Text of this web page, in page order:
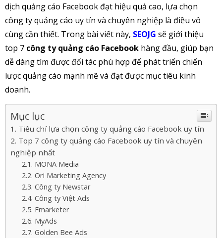
dịch quảng cáo Facebook đạt hiệu quả cao, lựa chọn
công ty quảng cáo uy tín và chuyên nghiệp là điều vô
cùng cần thiết. Trong bài viết này, SEOJG sẽ giới thiệu
top 7 công ty quảng cáo Facebook hàng đầu, giúp bạn
dễ dàng tìm được đối tác phù hợp để phát triển chiến
lược quảng cáo mạnh mẽ và đạt được mục tiêu kinh
doanh.
Mục lục
Tiêu chí lựa chọn công ty quảng cáo Facebook uy tín
Top 7 công ty quảng cáo Facebook uy tín và chuyên
nghiệp nhất
MONA Media
Ori Marketing Agency
Công ty Newstar
Công ty Việt Ads
Emarketer
MyAds
Golden Bee Ads